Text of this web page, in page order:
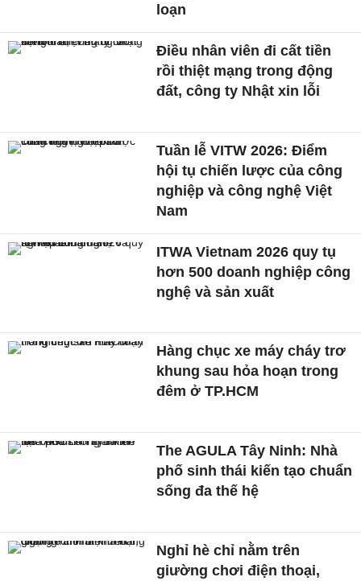
loạn
Điều nhân viên đi cất tiền
rồi thiệt mạng trong động
đất, công ty Nhật xin lỗi
Tuần lễ VITW 2026: Điểm
hội tụ chiến lược của công
nghiệp và công nghệ Việt
Nam
ITWA Vietnam 2026 quy tụ
hơn 500 doanh nghiệp công
nghệ và sản xuất
Hàng chục xe máy cháy trơ
khung sau hỏa hoạn trong
đêm ở TP.HCM
The AGULA Tây Ninh: Nhà
phố sinh thái kiến tạo chuẩn
sống đa thế hệ
Nghỉ hè chỉ nằm trên
giường chơi điện thoại,